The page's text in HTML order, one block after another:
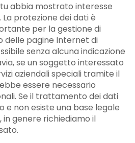
abbia mostrato interesse
protezione dei dati è
per la gestione di
delle pagine Internet di
senza alcuna indicazione
se un soggetto interessato
aziendali speciali tramite il
essere necessario
Se il trattamento dei dati
e non esiste una base legale
genere richiediamo il